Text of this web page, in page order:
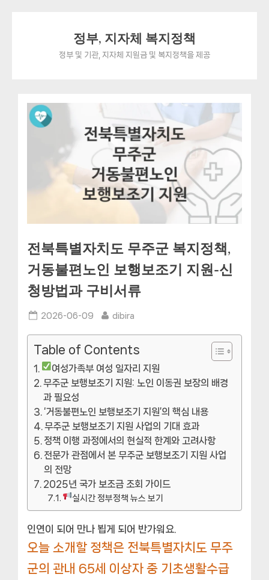
정부, 지자체 복지정책
정부 및 기관, 지자체 지원금 및 복지정책을 제공
전북특별자치도 무주군 복지정책,
거동불편노인 보행보조기 지원-신
청방법과 구비서류
Posted
2026-06-09 By
dibira
Table of Contents
여성가족부 여성 일자리 지원
무주군 보행보조기 지원: 노인 이동권 보장의 배경
과 필요성
‘거동불편노인 보행보조기 지원’의 핵심 내용
무주군 보행보조기 지원 사업의 기대 효과
정책 이행 과정에서의 현실적 한계와 고려사항
전문가 관점에서 본 무주군 보행보조기 지원 사업
의 전망
2025년 국가 보조금 조회 가이드
실시간 정부정책 뉴스 보기
인연이 되어 만나 뵙게 되어 반가워요.
오늘 소개할 정책은 전북특별자치도 무주
군의 관내 65세 이상자 중 기초생활수급